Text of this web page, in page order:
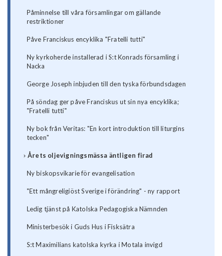
Påminnelse till våra församlingar om gällande
restriktioner
Påve Franciskus encyklika "Fratelli tutti"
Ny kyrkoherde installerad i S:t Konrads församling i
Nacka
George Joseph inbjuden till den tyska förbundsdagen
På söndag ger påve Franciskus ut sin nya encyklika;
"Fratelli tutti"
Ny bok från Veritas: "En kort introduktion till liturgins
tecken"
Årets oljevigningsmässa äntligen firad
Ny biskopsvikarie för evangelisation
"Ett mångreligiöst Sverige i förändring" - ny rapport
Ledig tjänst på Katolska Pedagogiska Nämnden
Ministerbesök i Guds Hus i Fisksätra
S:t Maximilians katolska kyrka i Motala invigd